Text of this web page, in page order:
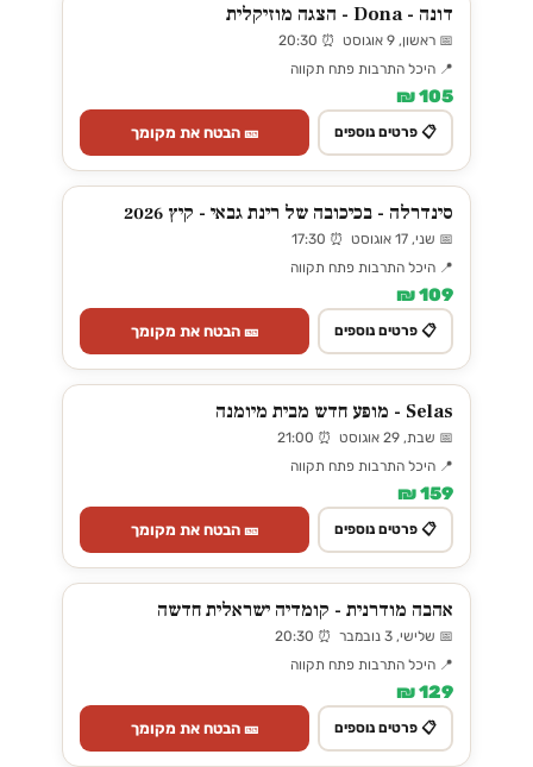
דונה - Dona - הצגה מוזיקלית
📅 ראשון, 9 אוגוסט ⏰ 20:30
📍 היכל התרבות פתח תקווה
105 ₪
📋 פרטים נוספים 🎫 הבטח את מקומך
סינדרלה - בכיכובה של רינת גבאי - קיץ 2026
📅 שני, 17 אוגוסט ⏰ 17:30
📍 היכל התרבות פתח תקווה
109 ₪
📋 פרטים נוספים 🎫 הבטח את מקומך
Selas - מופע חדש מבית מיומנה
📅 שבת, 29 אוגוסט ⏰ 21:00
📍 היכל התרבות פתח תקווה
159 ₪
📋 פרטים נוספים 🎫 הבטח את מקומך
אהבה מודרנית - קומדיה ישראלית חדשה
📅 שלישי, 3 נובמבר ⏰ 20:30
📍 היכל התרבות פתח תקווה
129 ₪
📋 פרטים נוספים 🎫 הבטח את מקומך